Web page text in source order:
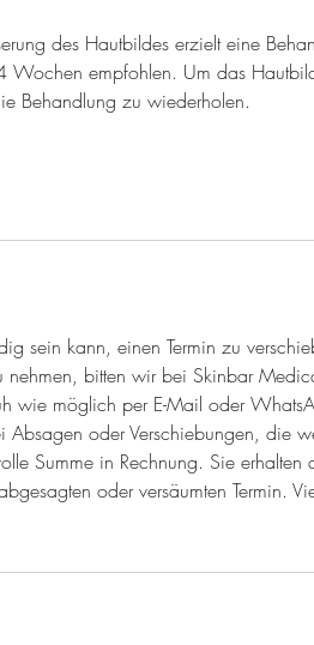
des Hautbildes erzielt eine
Wochen empfohlen. Um das
Behandlung zu wiederholen.
sein kann, einen Termin zu
bitten wir bei Skinbar
wie möglich per E-Mail oder
Absagen oder Verschiebungen, die
Summe in Rechnung. Sie erhalten
oder versäumten Termin.